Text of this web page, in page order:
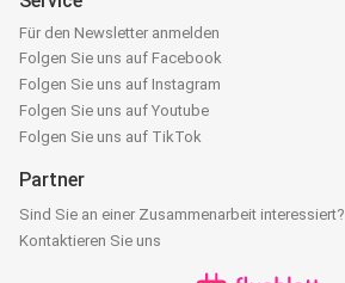
Für den Newsletter anmelden
Folgen Sie uns auf Facebook
Folgen Sie uns auf Instagram
Folgen Sie uns auf Youtube
Folgen Sie uns auf TikTok
Partner
Sind Sie an einer Zusammenarbeit interessiert?
Kontaktieren Sie uns